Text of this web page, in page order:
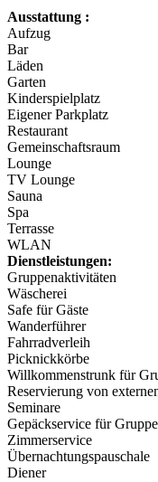
Ausstattung :
Aufzug
Bar
Läden
Garten
Kinderspielplatz
Eigener Parkplatz
Restaurant
Gemeinschaftsraum
Lounge
TV Lounge
Sauna
Spa
Terrasse
WLAN
Dienstleistungen:
Gruppenaktivitäten
Wäscherei
Safe für Gäste
Wanderführer
Fahrradverleih
Picknickkörbe
Willkommenstrunk für
Reservierung von
Seminare
Gepäckservice für
Zimmerservice
Übernachtungspauschale
Diener